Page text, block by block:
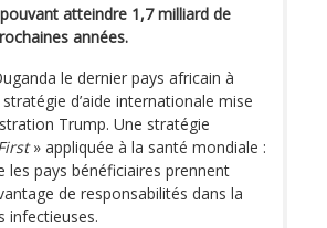
atteindre 1,7 milliard de
années.
le dernier pays africain à
d’aide internationale mise
Trump. Une stratégie
» appliquée à la santé mondiale :
les pays bénéficiaires prennent
de responsabilités dans la
infectieuses.